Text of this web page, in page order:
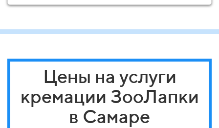
Цены на услуги
кремации ЗооЛапки
в Самаре